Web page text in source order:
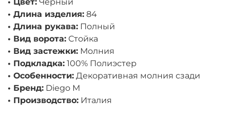
• Цвет: Черный
• Длина изделия: 84
• Длина рукава: Полный
• Вид ворота: Стойка
• Вид застежки: Молния
• Подкладка: 100% Полиэстер
• Особенности: Декоративная молния сзади
• Бренд: Diego M
• Производство: Италия